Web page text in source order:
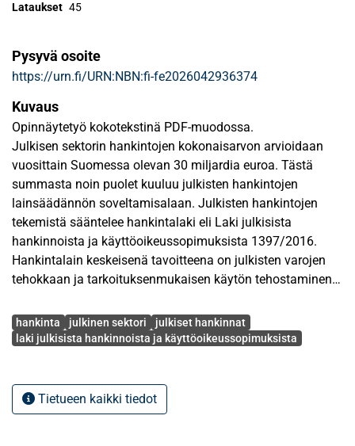
Lataukset 45
Pysyvä osoite
https://urn.fi/URN:NBN:fi-fe2026042936374
Kuvaus
Opinnäytetyö kokotekstinä PDF-muodossa.
Julkisen sektorin hankintojen kokonaisarvon arvioidaan
vuosittain Suomessa olevan 30 miljardia euroa. Tästä
summasta noin puolet kuuluu julkisten hankintojen
lainsäädännön soveltamisalaan. Julkisten hankintojen
tekemistä sääntelee hankintalaki eli Laki julkisista
hankinnoista ja käyttöoikeussopimuksista 1397/2016.
Hankintalain keskeisenä tavoitteena on julkisten varojen
tehokkaan ja tarkoituksenmukaisen käytön tehostaminen
mukaan hankintayksikön tulee hyödyntää markkinoilla
olevaa kilpailua ja sen kautta löytää hankintatarpeisiinsa
Tämän tutkimuksen tavoitteena on selvittää minkälaisia
virheitä julkisia hankintoja tehdessä voi tulla ja minkälaisia
Avainsanat
hankinta julkinen sektori
julkiset hankinnat
laki julkisista hankinnoista ja käyttöoikeussopimuksista
Tietueen kaikki tiedot